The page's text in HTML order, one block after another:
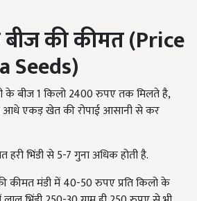
की कीमत (Price
Seeds)
के बीज 1 किलो 2400 रुपए तक मिलते है,
एकड़ खेत की रोपाई आसानी से कर
हरी भिंडी से 5-7 गुना अधिक होती है.
कीमत मंडी में 40-50 रुपए प्रति किलो के